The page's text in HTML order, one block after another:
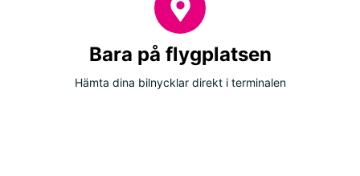
Bara på flygplatsen
Hämta dina bilnycklar direkt i terminalen